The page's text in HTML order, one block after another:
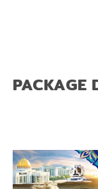
PACKAGE